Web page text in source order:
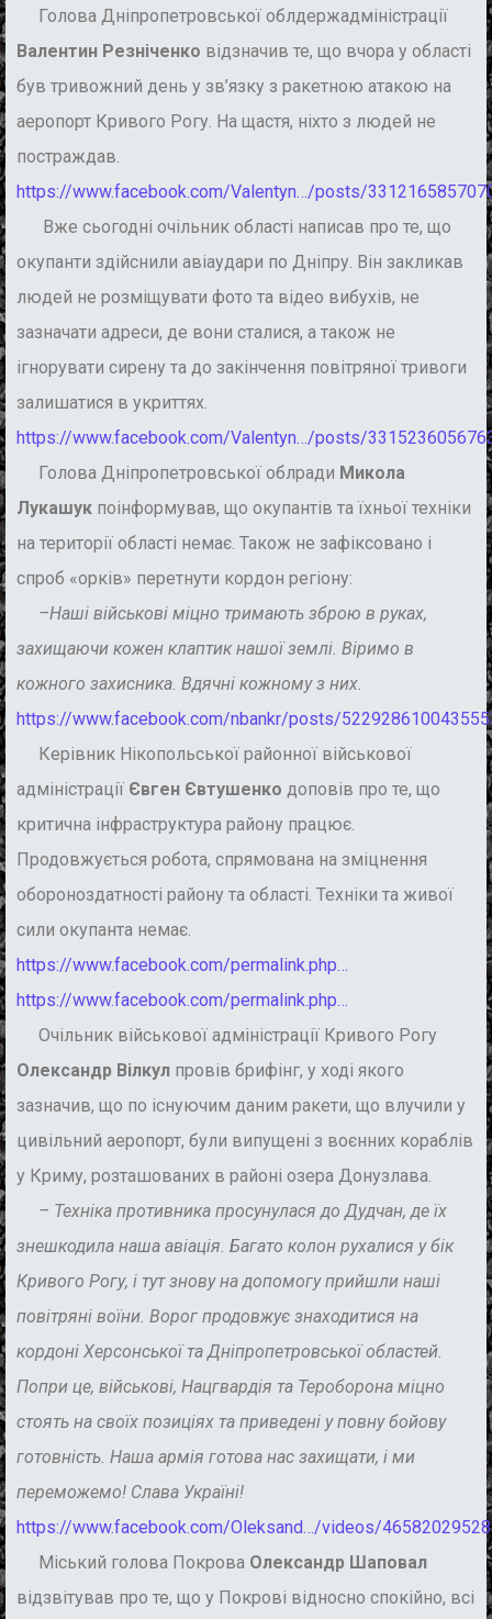
Голова Дніпропетровської облдержадміністрації
Валентин Резніченко відзначив те, що вчора у області
був тривожний день у зв’язку з ракетною атакою на
аеропорт Кривого Рогу. На щастя, ніхто з людей не
постраждав.
https://www.facebook.com/Valentyn…/posts/
Вже сьогодні очільник області написав про те, що
окупанти здійснили авіаудари по Дніпру. Він закликав
людей не розміщувати фото та відео вибухів, не
зазначати адреси, де вони сталися, а також не
ігнорувати сирену та до закінчення повітряної тривоги
залишатися в укриттях.
https://www.facebook.com/Valentyn…/posts/
Голова Дніпропетровської облради Микола
Лукашук поінформував, що окупантів та їхньої техніки
на території області немає. Також не зафіксовано і
спроб «орків» перетнути кордон регіону:
–Наші військові міцно тримають зброю в руках,
захищаючи кожен клаптик нашої землі. Віримо в
кожного захисника. Вдячні кожному з них.
https://www.facebook.com/nbankr/posts/
Керівник Нікопольської районної військової
адміністрації Євген Євтушенко доповів про те, що
критична інфраструктура району працює.
Продовжується робота, спрямована на зміцнення
обороноздатності району та області. Техніки та живої
сили окупанта немає.
https://www.facebook.com/permalink.php…
https://www.facebook.com/permalink.php…
Очільник військової адміністрації Кривого Рогу
Олександр Вілкул провів брифінг, у ході якого
зазначив, що по існуючим даним ракети, що влучили у
цивільний аеропорт, були випущені з воєнних кораблів
у Криму, розташованих в районі озера Донузлава.
– Техніка противника просунулася до Дудчан, де їх
знешкодила наша авіація. Багато колон рухалися у бік
Кривого Рогу, і тут знову на допомогу прийшли наші
повітряні воїни. Ворог продовжує знаходитися на
кордоні Херсонської та Дніпропетровської областей.
Попри це, військові, Нацгвардія та Тероборона міцно
стоять на своїх позиціях та приведені у повну бойову
готовність. Наша армія готова нас захищати, і ми
переможемо! Слава Україні!
https://www.facebook.com/Oleksand…/videos/
Міський голова Покрова Олександр Шаповал
відзвітував про те, що у Покрові відносно спокійно, всі